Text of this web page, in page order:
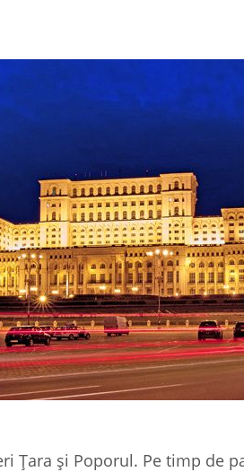
Ţara şi Poporul. Pe timp de